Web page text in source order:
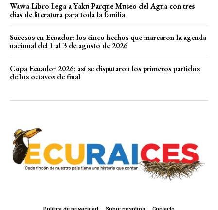
Wawa Libro llega a Yaku Parque Museo del Agua con tres
días de literatura para toda la familia
Sucesos en Ecuador: los cinco hechos que marcaron la agenda
nacional del 1 al 3 de agosto de 2026
Copa Ecuador 2026: así se disputaron los primeros partidos
de los octavos de final
Política de privacidad Sobre nosotros Contacto